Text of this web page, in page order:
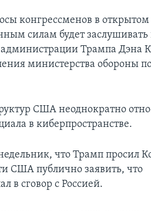
конгрессменов в
силам будет заслушивать
Трампа Дэна
министерства обороны
США неоднократно
в киберпространстве.
что Трамп просил
США публично заявить, что
в сговор с Россией.